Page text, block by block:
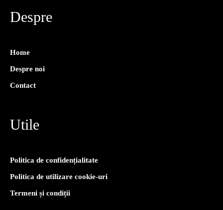
Despre
Home
Despre noi
Contact
Utile
Politica de confidențialitate
Politica de utilizare cookie-uri
Termeni și condiții